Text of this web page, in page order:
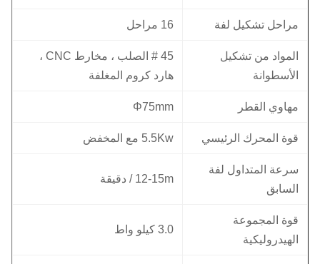
مراحل تشكيل لفة 16 مراحل
المواد من تشكيل
الأسطوانة
45 # الصلب ، مخارط CNC ،
هارد كروم المغلفة
مهاوي القطر Φ75mm
قوة المحرك الرئيسي 5.5Kw مع المخفض
سرعة المتداول لفة
السابق
12-15m / دقيقة
قوة المجموعة
الهيدروليكية
3.0 كيلو واط